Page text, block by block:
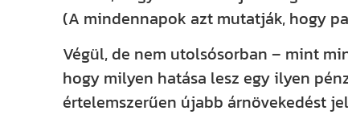
(A mindennapok azt mutatják, hogy
Végül, de nem utolsósorban – mint
hogy milyen hatása lesz egy ilyen
értelemszerűen újabb árnövekedést